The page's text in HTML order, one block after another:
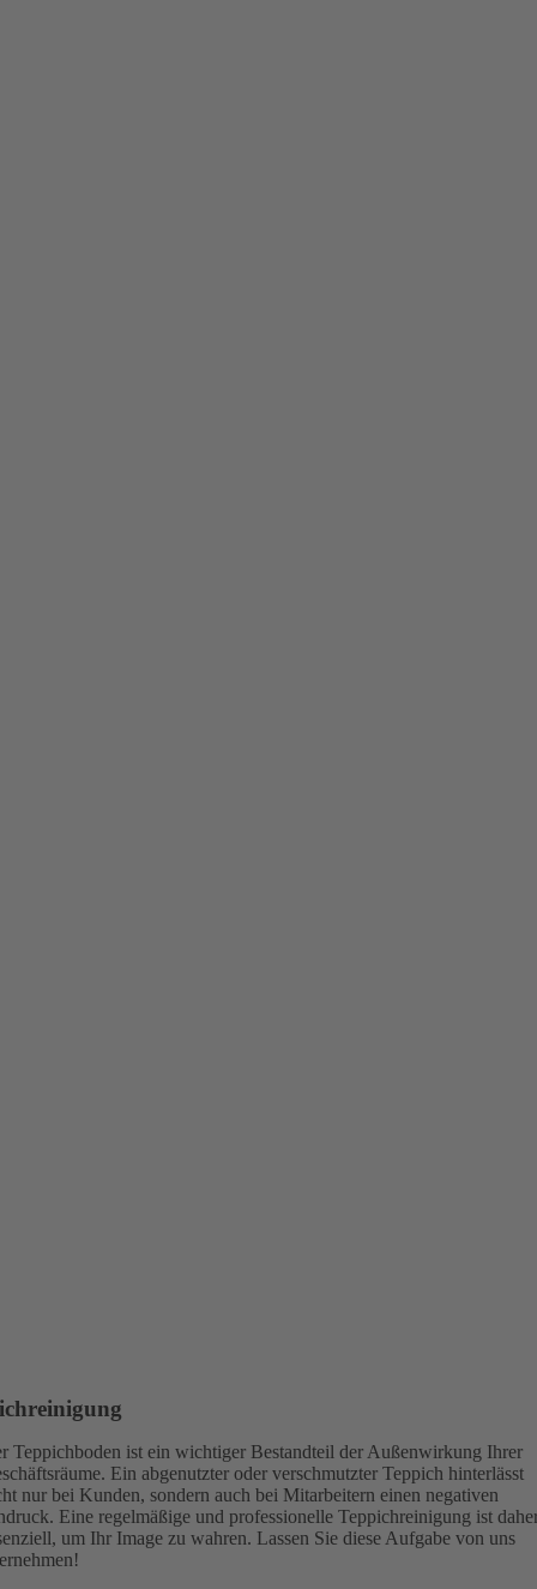
Teppichboden ist ein wichtiger Bestandteil der Außenwirkung Ihrer
Ein abgenutzter oder verschmutzter Teppich hinterlässt
nur bei Kunden, sondern auch bei Mitarbeitern einen negativen
Eine regelmäßige und professionelle Teppichreinigung ist
um Ihr Image zu wahren. Lassen Sie diese Aufgabe von uns